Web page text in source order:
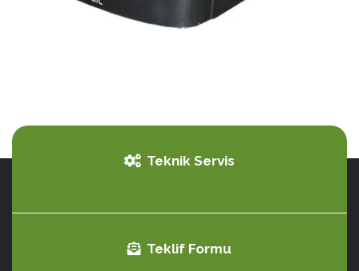
Teknik Servis
Teklif Formu